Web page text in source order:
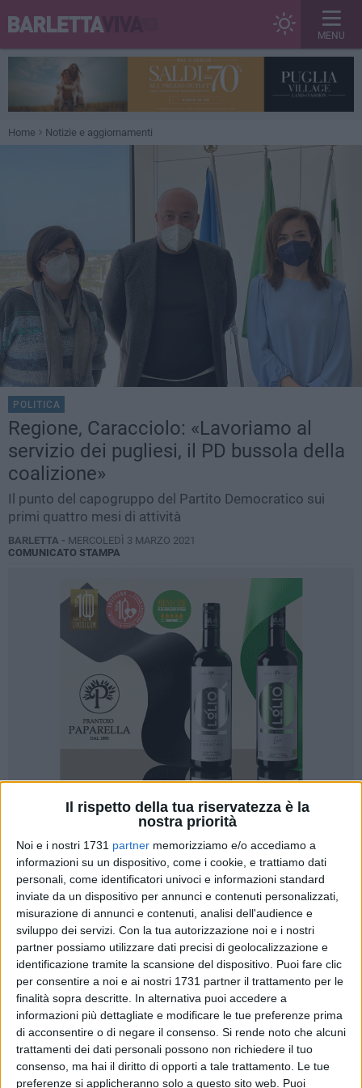
Il rispetto della tua riservatezza è la
nostra priorità
Noi e i nostri 1731 partner memorizziamo e/o accediamo a
informazioni su un dispositivo, come i cookie, e trattiamo dati
personali, come identificatori univoci e informazioni standard
inviate da un dispositivo per annunci e contenuti personalizzati,
misurazione di annunci e contenuti, analisi dell'audience e
sviluppo dei servizi. Con la tua autorizzazione noi e i nostri
partner possiamo utilizzare dati precisi di geolocalizzazione e
identificazione tramite la scansione del dispositivo. Puoi fare clic
per consentire a noi e ai nostri 1731 partner il trattamento per le
finalità sopra descritte. In alternativa puoi accedere a
informazioni più dettagliate e modificare le tue preferenze prima
di acconsentire o di negare il consenso. Si rende noto che alcuni
trattamenti dei dati personali possono non richiedere il tuo
consenso, ma hai il diritto di opporti a tale trattamento. Le tue
preferenze si applicheranno solo a questo sito web. Puoi
MENU
Home Notizie e aggiornamenti
POLITICA
Regione, Caracciolo: «Lavoriamo al
servizio dei pugliesi, il PD bussola della
coalizione»
Il punto del capogruppo del Partito Democratico sui
primi quattro mesi di attività
BARLETTA - MERCOLEDÌ 3 MARZO 2021
COMUNICATO STAMPA
23
«Il Pd è la bussola della coalizione di governo regionale,
stiamo svolgendo questo ruolo con coesione ed unità di
intenti lavorando al servizio della comunità pugliese». Con
una conferenza stampa nell'atrio del palazzo del consiglio
regionale il presidente del gruppo PD ed i consiglieri regionali
dem hanno illustrato le attività svolte in questi primi 4 mesi
di consiliatura.
«Le proposte di legge presentate sono sei e ci tengo a
sottolineare - afferma Caracciolo - che sono state
sottoscritte da tutti i componenti del gruppo. Dal contrasto